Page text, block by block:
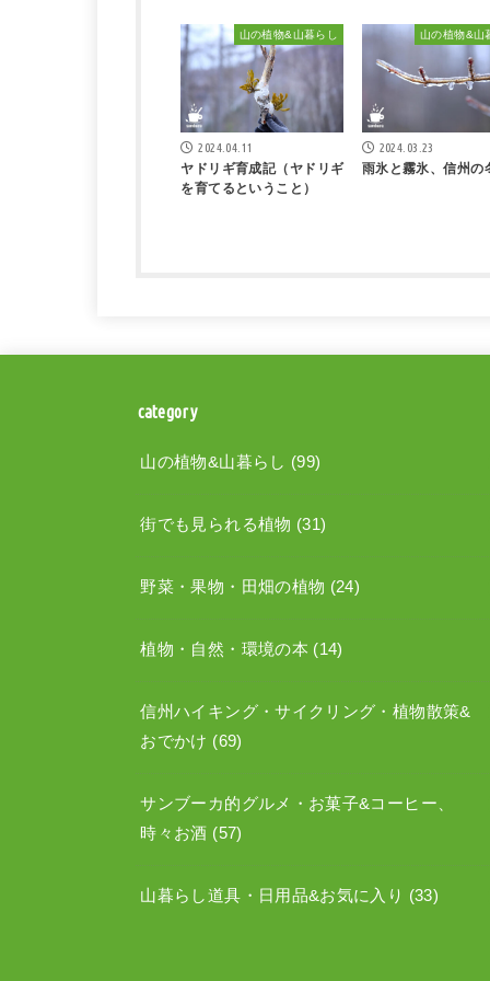
山の植物&山暮らし
2024.04.11
ヤドリギ育成記（ヤドリギ
を育てるということ）
山の植物&山
2024.03.23
雨氷と霧氷、信州の
category
山の植物&山暮らし (99)
街でも見られる植物 (31)
野菜・果物・田畑の植物 (24)
植物・自然・環境の本 (14)
信州ハイキング・サイクリング・植物散策&
おでかけ (69)
サンブーカ的グルメ・お菓子&コーヒー、
時々お酒 (57)
山暮らし道具・日用品&お気に入り (33)